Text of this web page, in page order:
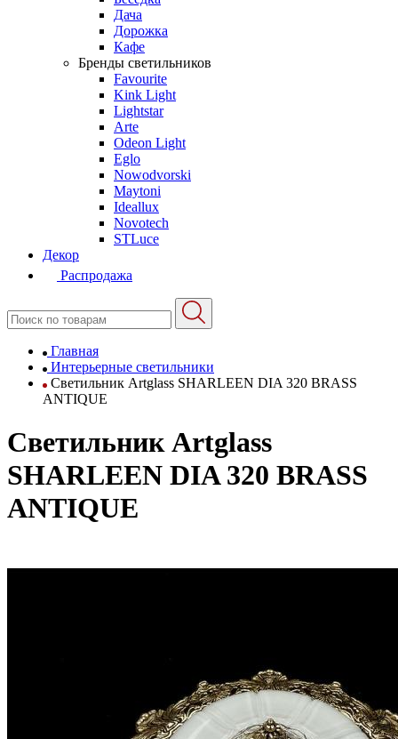
Дача
Дорожка
Кафе
Бренды светильников
Favourite
Kink Light
Lightstar
Arte
Odeon Light
Eglo
Nowodvorski
Maytoni
Ideallux
Novotech
STLuce
Декор
Распродажа
Главная
Интерьерные светильники
Светильник Artglass SHARLEEN DIA 320 BRASS
ANTIQUE
Светильник Artglass
SHARLEEN DIA 320 BRASS
ANTIQUE